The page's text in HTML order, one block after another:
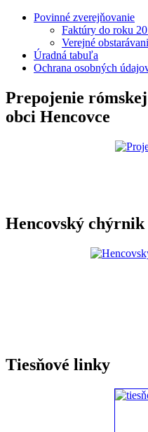
Povinné zverejňovanie
Faktúry do roku
Verejné
Úradná tabuľa
Ochrana osobných
Prepojenie
obci Hencovce
Hencovský chýrnik
Tiesňové linky